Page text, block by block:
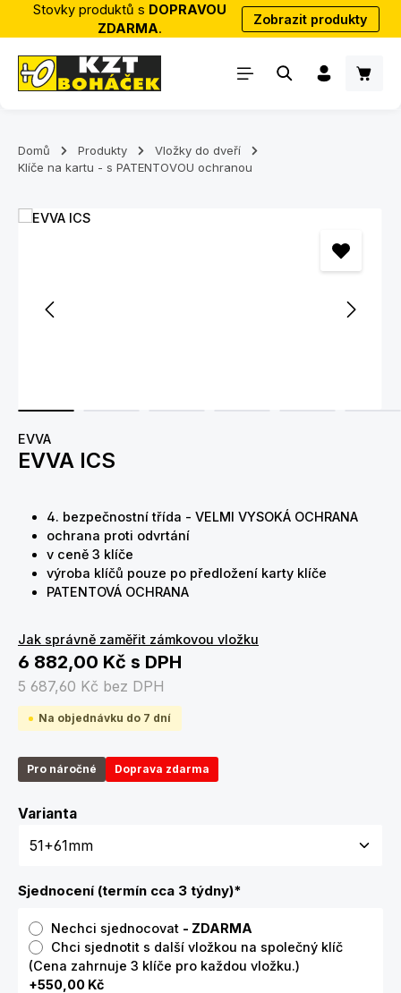
Přejít na hlavní obsah
Stovky produktů s DOPRAVOU
ZDARMA.
Zobrazit produkty
Domů Produkty
Vložky do dveří
Klíče na kartu - s PATENTOVOU ochranou
Přeskočit galerii obrázků
EVVA
EVVA ICS
4. bezpečnostní třída - VELMI VYSOKÁ OCHRANA
ochrana proti odvrtání
v ceně 3 klíče
výroba klíčů pouze po předložení karty klíče
PATENTOVÁ OCHRANA
Jak správně zaměřit zámkovou vložku
6 882,00 Kč s DPH
5 687,60 Kč bez DPH
Na objednávku do 7 dní
Pro náročné Doprava zdarma
VariantaZvolte variantu
Sjednocení (termín cca 3 týdny)*
Nechci sjednocovat - ZDARMA
Chci sjednotit s další vložkou na společný klíč
(Cena zahrnuje 3 klíče pro každou vložku.)
+550,00 Kč